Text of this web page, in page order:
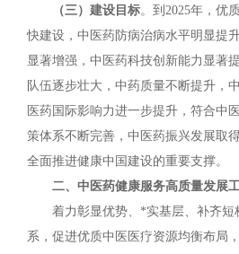
（三）建设目标。到2025年，优
快建设，中医药防病治病水平明显提
显著增强，中医药科技创新能力显著
队伍逐步壮大，中药质量不断提升，
医药国际影响力进一步提升，符合中
策体系不断完善，中医药振兴发展取
全面推进健康中国建设的重要支撑。
二、中医药健康服务高质量发展
着力彰显优势、*实基层、补齐短
系，促进优质中医医疗资源均衡布局